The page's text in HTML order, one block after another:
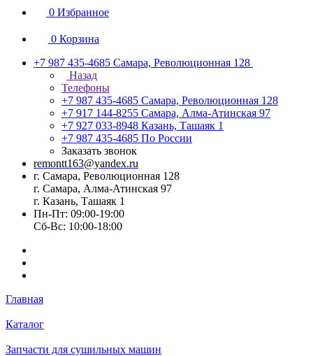
0 Избранное
0 Корзина
+7 987 435-4685 Самара, Революционная 128
Назад
Телефоны
+7 987 435-4685 Самара, Революционная 128
+7 917 144-8255 Самара, Алма-Атинская 97
+7 927 033-8948 Казань, Ташаяк 1
+7 987 435-4685 По России
Заказать звонок
remontt163@yandex.ru
г. Самара, Революционная 128
г. Самара, Алма-Атинская 97
г. Казань, Ташаяк 1
Пн-Пт: 09:00-19:00
Сб-Вс: 10:00-18:00
Главная
Каталог
Запчасти для сушильных машин